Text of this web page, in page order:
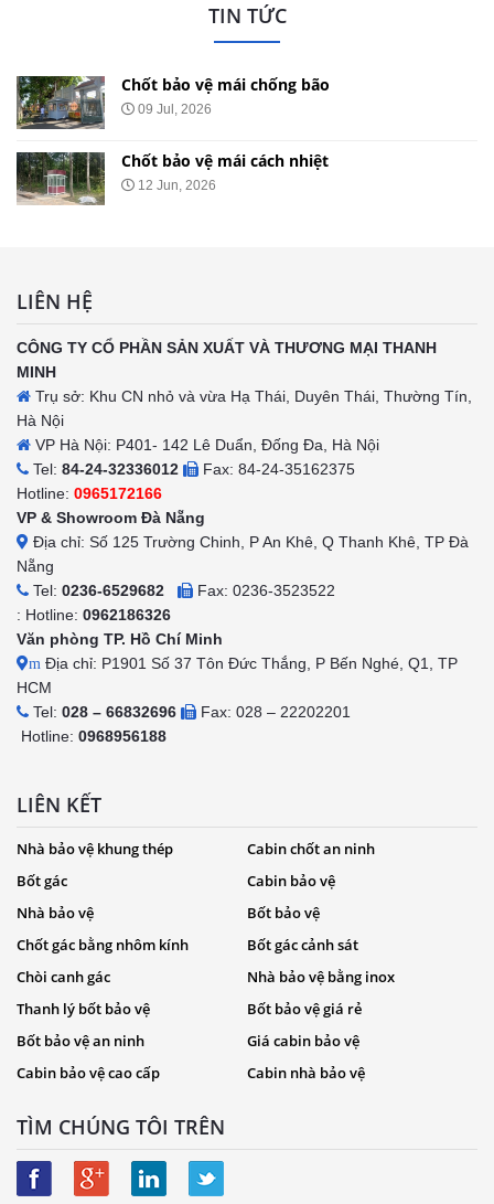
TIN TỨC
Chốt bảo vệ mái chống bão
09 Jul, 2026
Chốt bảo vệ mái cách nhiệt
12 Jun, 2026
LIÊN HỆ
CÔNG TY CỔ PHẦN SẢN XUẤT VÀ THƯƠNG MẠI THANH
MINH
Trụ sở: Khu CN nhỏ và vừa Hạ Thái, Duyên Thái, Thường Tín,
Hà Nội
VP Hà Nội: P401- 142 Lê Duẩn, Đống Đa, Hà Nội
Tel: 84-24-32336012
Fax: 84-24-35162375
Hotline: 0965172166
VP & Showroom Đà Nẵng
Địa chỉ: Số 125 Trường Chinh, P An Khê, Q Thanh Khê, TP Đà
Nẵng
Tel: 0236-6529682
Fax: 0236-3523522
: Hotline: 0962186326
Văn phòng TP. Hồ Chí Minh
m Địa chỉ: P1901 Số 37 Tôn Đức Thắng, P Bến Nghé, Q1, TP
HCM
Tel: 028 – 66832696
Fax: 028 – 22202201
Hotline: 0968956188
LIÊN KẾT
Nhà bảo vệ khung thép
Cabin chốt an ninh
Bốt gác
Cabin bảo vệ
Nhà bảo vệ
Bốt bảo vệ
Chốt gác bằng nhôm kính
Bốt gác cảnh sát
Chòi canh gác
Nhà bảo vệ bằng inox
Thanh lý bốt bảo vệ
Bốt bảo vệ giá rẻ
Bốt bảo vệ an ninh
Giá cabin bảo vệ
Cabin bảo vệ cao cấp
Cabin nhà bảo vệ
TÌM CHÚNG TÔI TRÊN